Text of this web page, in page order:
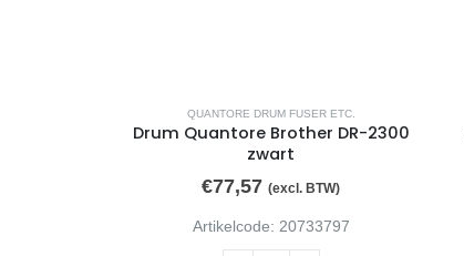
QUANTORE DRUM FUSER ETC.
Drum Quantore Brother DR-2300
zwart
€77,57 (excl. BTW)
Artikelcode: 20733797